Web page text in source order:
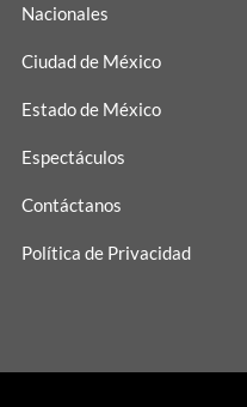
Nacionales
Ciudad de México
Estado de México
Espectáculos
Contáctanos
Política de Privacidad